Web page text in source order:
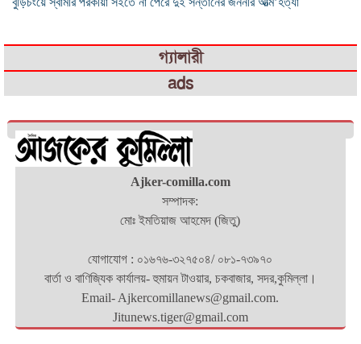
গ্যালারী
ads
Ajker-comilla.com
সম্পাদক:
মোঃ ইমতিয়াজ আহমেদ (জিতু)
যোগাযোগ : ০১৬৭৬-৩২৭৫০৪/ ০৮১-৭৩৯৭০
বার্তা ও বাণিজ্যিক কার্যালয়- হুমায়ন টাওয়ার, চকবাজার, সদর,কুমিল্লা।
Email- Ajkercomillanews@gmail.com.
Jitunews.tiger@gmail.com